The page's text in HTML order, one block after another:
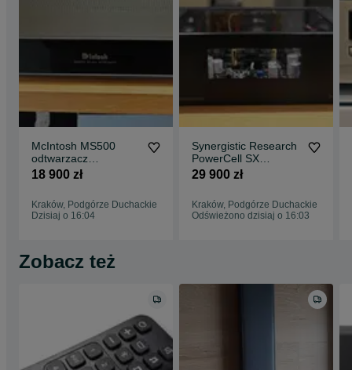
McIntosh MS500
odtwarzacz
strumieniowy / serwer
18 900 zł
Kraków, Podgórze Duchackie
Dzisiaj o 16:04
Synergistic Research
PowerCell SX
kondycjoner zasilania
29 900 zł
Kraków, Podgórze Duchackie
Odświeżono dzisiaj o 16:03
Zobacz też